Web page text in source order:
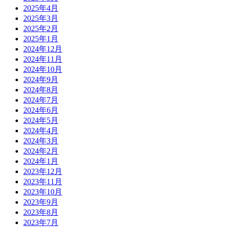
2025年4月
2025年3月
2025年2月
2025年1月
2024年12月
2024年11月
2024年10月
2024年9月
2024年8月
2024年7月
2024年6月
2024年5月
2024年4月
2024年3月
2024年2月
2024年1月
2023年12月
2023年11月
2023年10月
2023年9月
2023年8月
2023年7月